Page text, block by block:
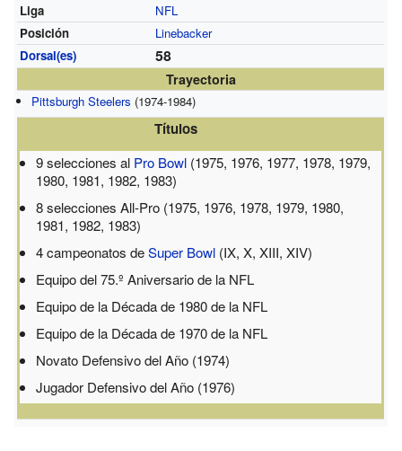
Liga
NFL
Posición
Linebacker
Dorsal(es)
58
Trayectoria
Pittsburgh Steelers (1974-1984)
Títulos
9 selecciones al Pro Bowl (1975, 1976, 1977, 1978, 1979,
1980, 1981, 1982, 1983)
8 selecciones All-Pro (1975, 1976, 1978, 1979, 1980,
1981, 1982, 1983)
4 campeonatos deSuper Bowl (IX, X, XIII, XIV)
Equipo del 75.º Aniversario de la NFL
Equipo de la Década de 1980 de la NFL
Equipo de la Década de 1970 de la NFL
Novato Defensivo del Año (1974)
Jugador Defensivo del Año (1976)